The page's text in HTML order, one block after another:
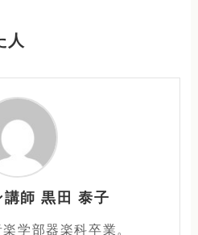
人
講師 黒田 泰子
学部器楽科卒業。